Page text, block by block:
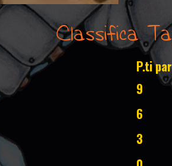
Classifica
P.ti
9
6
3